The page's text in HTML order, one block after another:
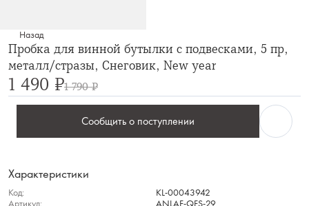
Назад
Пробка для винной бутылки с подвесками, 5 пр,
металл/стразы, Снеговик, New year
1 490 ₽1 790 ₽
Сообщить о поступлении
Характеристики
Код:
KL-00043942
Артикул:
ANLAF-QFS-29